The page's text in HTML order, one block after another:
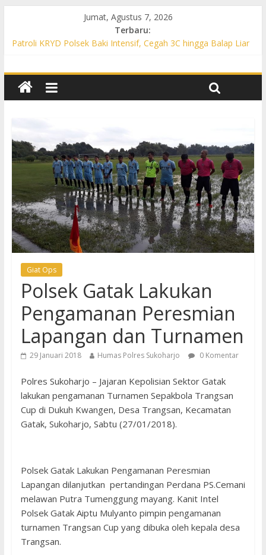
Jumat, Agustus 7, 2026
Terbaru:
Patroli KRYD Polsek Baki Intensif, Cegah 3C hingga Balap Liar
Permukiman, Warga Diajak Aktif Jaga Kamtibmas
Patroli Cegah Karhutla, Polsek Weru Sisir Lahan Kering dan
Patroli Blue Light KRYD Polsek Kartasura Sasar Titik Rawan,
Cegah Kejahatan 3C
Giat Ops
Polsek Gatak Lakukan
Pengamanan Peresmian
Lapangan dan Turnamen
29 Januari 2018 Humas Polres Sukoharjo 0 Komentar
Polres Sukoharjo – Jajaran Kepolisian Sektor Gatak
lakukan pengamanan Turnamen Sepakbola Trangsan
Cup di Dukuh Kwangen, Desa Trangsan, Kecamatan
Gatak, Sukoharjo, Sabtu (27/01/2018).
Polsek Gatak Lakukan Pengamanan Peresmian
Lapangan dilanjutkan pertandingan Perdana PS.Cemani
melawan Putra Tumenggung mayang. Kanit Intel
Polsek Gatak Aiptu Mulyanto pimpin pengamanan
turnamen Trangsan Cup yang dibuka oleh kepala desa
Trangsan.